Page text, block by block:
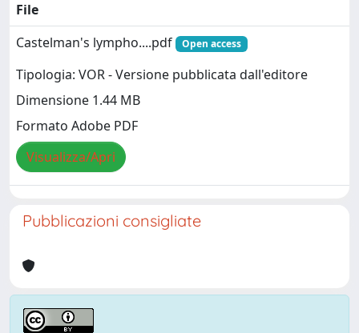
File
Castelman's lympho....pdf
Open access
Tipologia: VOR - Versione pubblicata dall'editore
Dimensione 1.44 MB
Formato Adobe PDF
Visualizza/Apri
Pubblicazioni consigliate